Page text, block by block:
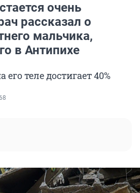
очень
рассказал о
мальчика,
в Антипихе
теле достигает 40%